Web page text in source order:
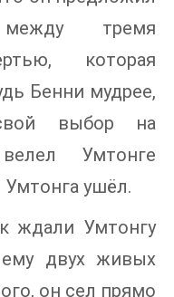
тремя
которая
Бенни мудрее,
выбор на
Умтонге
Умтонга ушёл.
ждали Умтонгу
двух живых
он сел прямо